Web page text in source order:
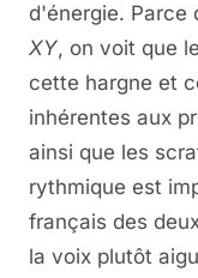
d'énergie. Parce
XY, on voit que
cette hargne et
inhérentes aux
ainsi que les
rythmique est
français des
la voix plutôt